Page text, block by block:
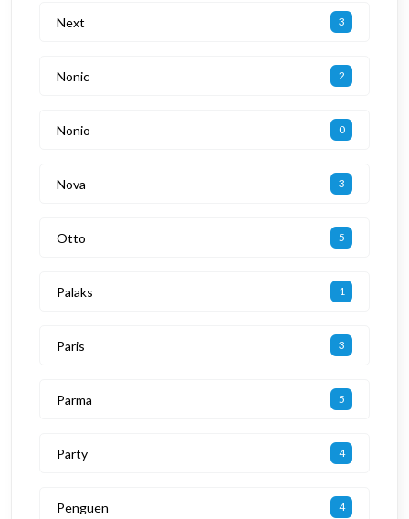
Next 3
Nonic 2
Nonio 0
Nova 3
Otto 5
Palaks 1
Paris 3
Parma 5
Party 4
Penguen 4